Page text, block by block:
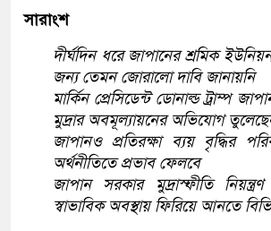
সারাংশ
দীর্ঘদিন ধরে জাপানের শ্রমিক
জন্য তেমন জোরালো দাবি জানায়নি
মার্কিন প্রেসিডেন্ট ডোনাল্ড ট্রাম্প
মুদ্রার অবমূল্যায়নের অভিযোগ
জাপানও প্রতিরক্ষা ব্যয় বৃদ্ধির
অর্থনীতিতে প্রভাব ফেলবে
জাপান সরকার মুদ্রাস্ফীতি
স্বাভাবিক অবস্থায় ফিরিয়ে আনতে